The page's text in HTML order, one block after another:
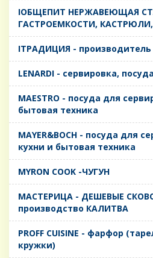
IОБЩЕПИТ НЕРЖАВЕЮЩАЯ
ГАСТРОЕМКОСТИ,
IТРАДИЦИЯ -
LENARDI - сервировка,
MAESTRO - посуда для
бытовая техника
MAYER&BOCH - посуда для
кухни и бытовая техника
MYRON COOK -ЧУГУН
MАСТЕРИЦА - ДЕШЕВЫЕ
производство КАЛИТВА
PROFF CUISINE - фарфор
кружки)